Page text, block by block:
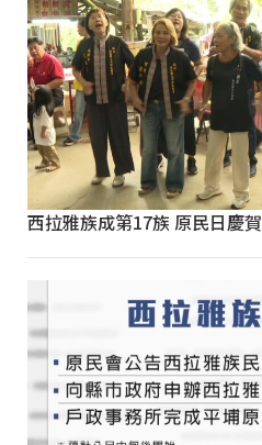
西拉雅族成第17族 原民日慶